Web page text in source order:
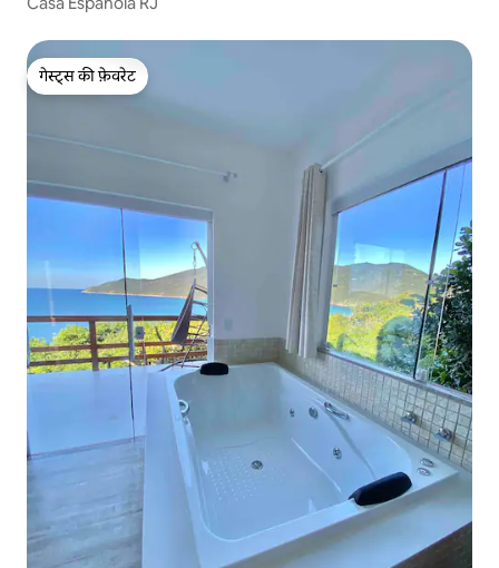
गेस्ट्स की फ़ेवरेट
गेस्ट्स की फ़ेवरेट